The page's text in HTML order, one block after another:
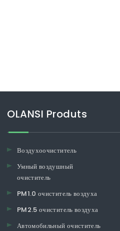
воздействие
OLANSI Produts
Воздухоочиститель
Умный воздушный
очиститель
PM1.0 очиститель воздуха
PM2.5 очиститель воздуха
Автомобильный очиститель